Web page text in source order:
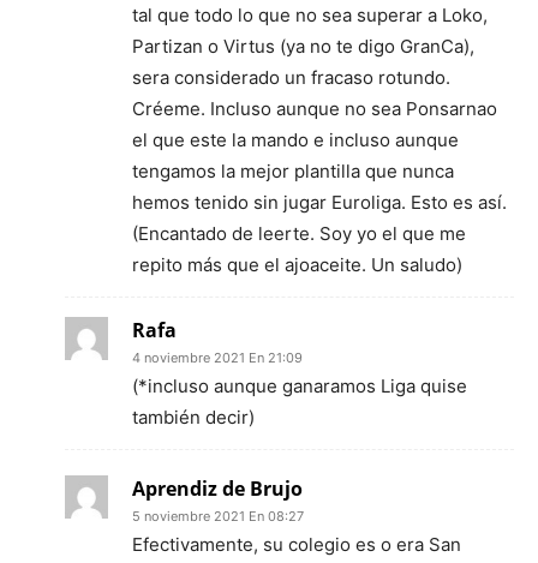
tal que todo lo que no sea superar a Loko,
Partizan o Virtus (ya no te digo GranCa),
sera considerado un fracaso rotundo.
Créeme. Incluso aunque no sea Ponsarnao
el que este la mando e incluso aunque
tengamos la mejor plantilla que nunca
hemos tenido sin jugar Euroliga. Esto es así.
(Encantado de leerte. Soy yo el que me
repito más que el ajoaceite. Un saludo)
Rafa
4 noviembre 2021 En 21:09
(*incluso aunque ganaramos Liga quise
también decir)
Aprendiz de Brujo
5 noviembre 2021 En 08:27
Efectivamente, su colegio es o era San